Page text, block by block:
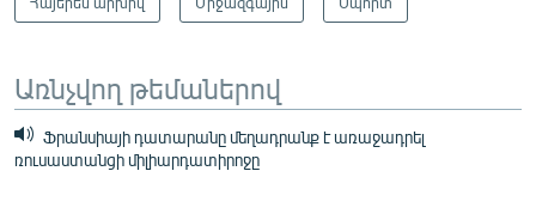
Առնչվող թեմաներով
Ֆրանսիայի դատարանը մեղադրանք է առաջադրել
ռուսաստանցի միլիարդատիրոջը